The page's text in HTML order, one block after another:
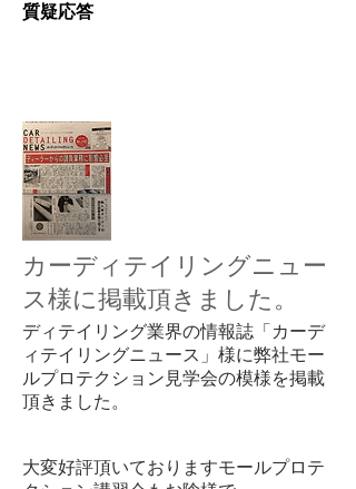
質疑応答
カーディテイリングニュー
ス様に掲載頂きました。
ディテイリング業界の情報誌「カーデ
ィテイリングニュース」様に弊社モー
ルプロテクション見学会の模様を掲載
頂きました。
大変好評頂いておりますモールプロテ